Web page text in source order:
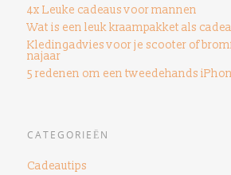
4x Leuke cadeaus voor mannen
Wat is een leuk kraampakket als
Kledingadvies voor je scooter of
najaar
5 redenen om een ​​tweedehands
CATEGORIEËN
Cadeautips